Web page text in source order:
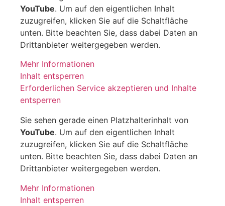
YouTube. Um auf den eigentlichen Inhalt
zuzugreifen, klicken Sie auf die Schaltfläche
unten. Bitte beachten Sie, dass dabei Daten an
Drittanbieter weitergegeben werden.
Mehr Informationen
Inhalt entsperren
Erforderlichen Service akzeptieren und Inhalte
entsperren
Sie sehen gerade einen Platzhalterinhalt von
YouTube. Um auf den eigentlichen Inhalt
zuzugreifen, klicken Sie auf die Schaltfläche
unten. Bitte beachten Sie, dass dabei Daten an
Drittanbieter weitergegeben werden.
Mehr Informationen
Inhalt entsperren